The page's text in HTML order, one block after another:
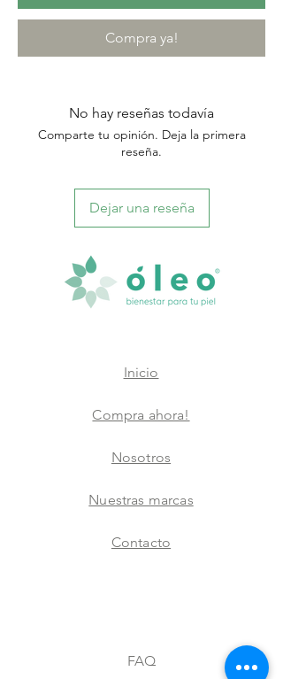
Compra ya!
No hay reseñas todavía
Comparte tu opinión. Deja la primera
reseña.
Dejar una reseña
Inicio
Compra ahora!
Nosotros
Nuestras marcas
Contacto
FAQ